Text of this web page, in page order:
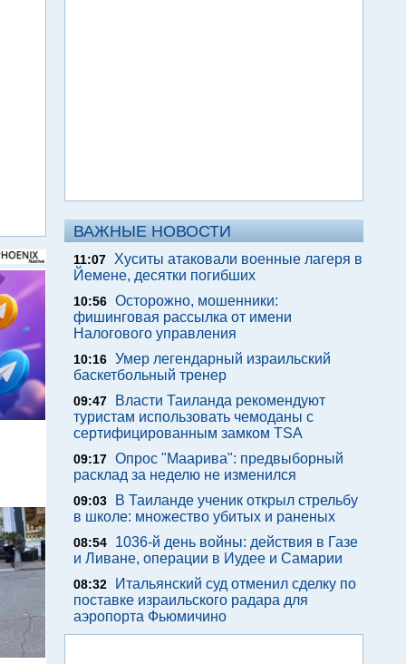
ВАЖНЫЕ НОВОСТИ
11:07
Хуситы атаковали военные лагеря в
Йемене, десятки погибших
10:56 Осторожно, мошенники:
фишинговая рассылка от имени
Налогового управления
10:16 Умер легендарный израильский
баскетбольный тренер
09:47
Власти Таиланда рекомендуют
туристам использовать чемоданы с
сертифицированным замком TSA
09:17 Опрос "Mаарива": предвыборный
расклад за неделю не изменился
09:03
В Таиланде ученик открыл стрельбу
в школе: множество убитых и раненых
08:54
1036-й день войны: действия в Газе
и Ливане, операции в Иудее и Самарии
08:32
Итальянский суд отменил сделку по
поставке израильского радара для
аэропорта Фьюмичино